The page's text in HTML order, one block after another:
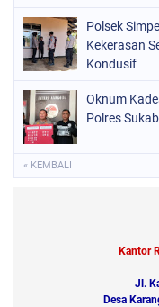
Polsek
Kekerasan
Kondusif
Oknum
Polres
« KEMBALI
Kantor
Jl.
Desa